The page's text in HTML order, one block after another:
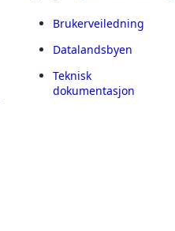
Brukerveiledning
Datalandsbyen
Teknisk
dokumentasjon